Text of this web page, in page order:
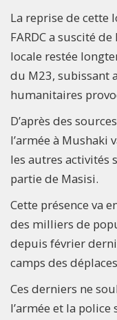
La reprise de cette
FARDC a suscité
locale restée
du M23, subissant
humanitaires
D’après des
l’armée à Mushaki
les autres activités
partie de Masisi.
Cette présence va
des milliers de
depuis février
camps des
Ces derniers ne
l’armée et la